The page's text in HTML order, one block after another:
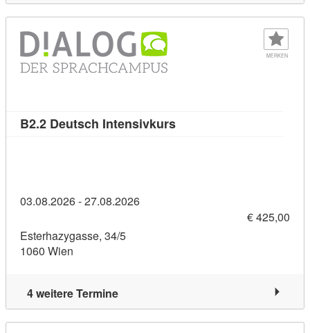
MERKEN
B2.2 Deutsch IntensivkursKursdetail: B2.2 Deutsch
03.08.2026 - 27.08.2026
€ 425,00
Esterhazygasse, 34/5
1060 Wien
4 weitere Termine